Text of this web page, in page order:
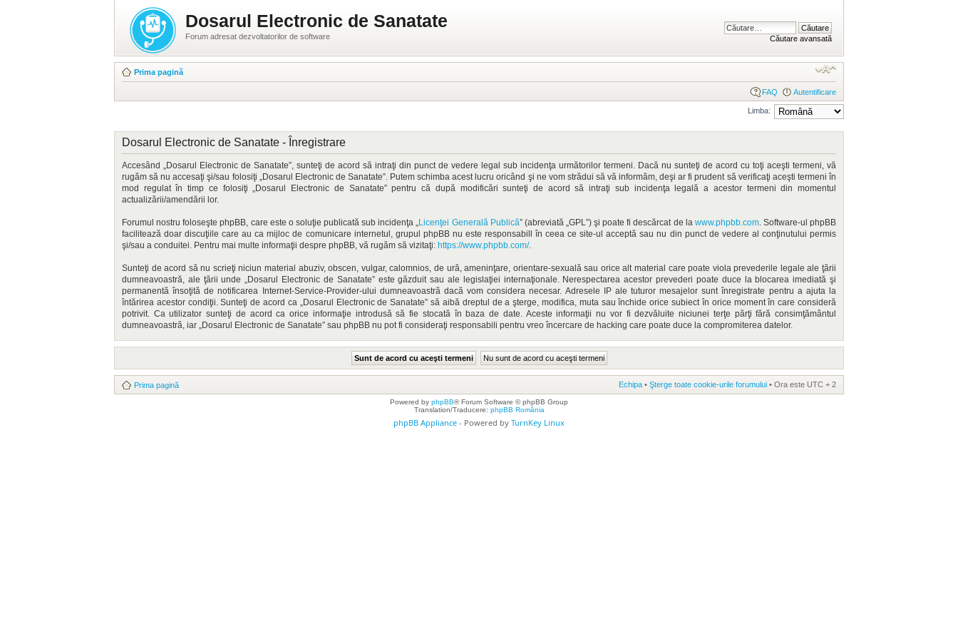
Dosarul Electronic de Sanatate
Forum adresat dezvoltatorilor de software Căutare avansată
Prima pagină
FAQ Autentificare
Limba:
Dosarul Electronic de Sanatate - Înregistrare
Accesând „Dosarul Electronic de Sanatate”, sunteţi de acord să intraţi din punct de vedere legal sub incidenţa următorilor termeni. Dacă nu sunteţi de acord cu toţi aceşti termeni, vă
rugăm să nu accesaţi şi/sau folosiţi „Dosarul Electronic de Sanatate”. Putem schimba acest lucru oricând şi ne vom strădui să vă informăm, deşi ar fi prudent să verificaţi aceşti termeni în
mod regulat în timp ce folosiţi „Dosarul Electronic de Sanatate” pentru că după modificări sunteţi de acord să intraţi sub incidenţa legală a acestor termeni din momentul
actualizării/amendării lor.
Forumul nostru foloseşte phpBB, care este o soluţie publicată sub incidenţa „ Licenţei Generală Publică” (abreviată „GPL”) şi poate fi descărcat de la www.phpbb.com. Software-ul phpBB
facilitează doar discuţiile care au ca mijloc de comunicare internetul, grupul phpBB nu este responsabill în ceea ce site-ul acceptă sau nu din punct de vedere al conţinutului permis
şi/sau a conduitei. Pentru mai multe informaţii despre phpBB, vă rugăm să vizitaţi: https://www.phpbb.com/.
Sunteţi de acord să nu scrieţi niciun material abuziv, obscen, vulgar, calomnios, de ură, ameninţare, orientare-sexuală sau orice alt material care poate viola prevederile legale ale ţării
dumneavoastră, ale ţării unde „Dosarul Electronic de Sanatate” este găzduit sau ale legislaţiei internaţionale. Nerespectarea acestor prevederi poate duce la blocarea imediată şi
permanentă însoţită de notificarea Internet-Service-Provider-ului dumneavoastră dacă vom considera necesar. Adresele IP ale tuturor mesajelor sunt înregistrate pentru a ajuta la
întărirea acestor condiţii. Sunteţi de acord ca „Dosarul Electronic de Sanatate” să aibă dreptul de a şterge, modifica, muta sau închide orice subiect în orice moment în care consideră
potrivit. Ca utilizator sunteţi de acord ca orice informaţie introdusă să fie stocată în baza de date. Aceste informaţii nu vor fi dezvăluite niciunei terţe părţi fără consimţământul
dumneavoastră, iar „Dosarul Electronic de Sanatate” sau phpBB nu pot fi consideraţi responsabili pentru vreo încercare de hacking care poate duce la compromiterea datelor.
Prima pagină Echipa • Şterge toate cookie-urile forumului • Ora este UTC + 2
Powered by phpBB® Forum Software © phpBB Group
Translation/Traducere: phpBB România
phpBB Appliance - Powered by TurnKey Linux